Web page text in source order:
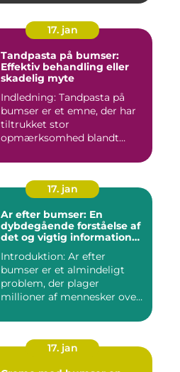
17. jan
Tandpasta på bumser:
Effektiv behandling eller
skadelig myte
Indledning: Tandpasta på
bumser er et emne, der har
tiltrukket stor
opmærksomhed blandt
17. jan
Ar efter bumser: En
dybdegående forståelse af
det og vigtig information
Introduktion: Ar efter
bumser er et almindeligt
problem, der plager
millioner af mennesker over
17. jan